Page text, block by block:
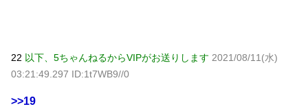
22 以下、5ちゃんねるからVIPがお送りします 2021/08/11(水)
03:21:49.297 ID:1t7WB9//0
>>19